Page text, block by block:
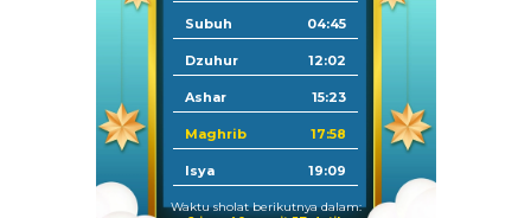
Subuh 04:45
Dzuhur 12:02
Ashar 15:23
Maghrib 17:58
Isya 19:09
Waktu sholat berikutnya dalam: